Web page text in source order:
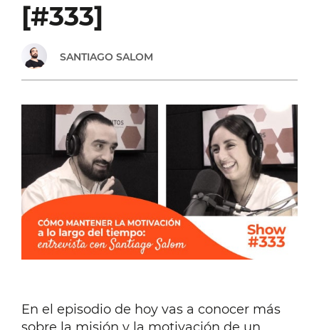
[#333]
SANTIAGO SALOM
En el episodio de hoy vas a conocer más